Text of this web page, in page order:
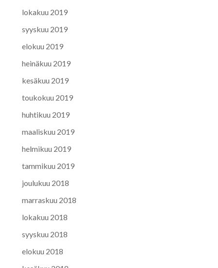
lokakuu 2019
syyskuu 2019
elokuu 2019
heinäkuu 2019
kesäkuu 2019
toukokuu 2019
huhtikuu 2019
maaliskuu 2019
helmikuu 2019
tammikuu 2019
joulukuu 2018
marraskuu 2018
lokakuu 2018
syyskuu 2018
elokuu 2018